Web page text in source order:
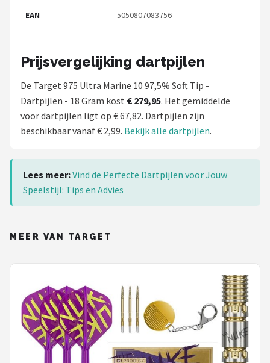
EAN 5050807083756
Prijsvergelijking dartpijlen
De Target 975 Ultra Marine 10 97,5% Soft Tip -
Dartpijlen - 18 Gram kost € 279,95. Het gemiddelde
voor dartpijlen ligt op € 67,82. Dartpijlen zijn
beschikbaar vanaf € 2,99. Bekijk alle dartpijlen.
Lees meer:Vind de Perfecte Dartpijlen voor Jouw
Speelstijl: Tips en Advies
MEER VAN TARGET